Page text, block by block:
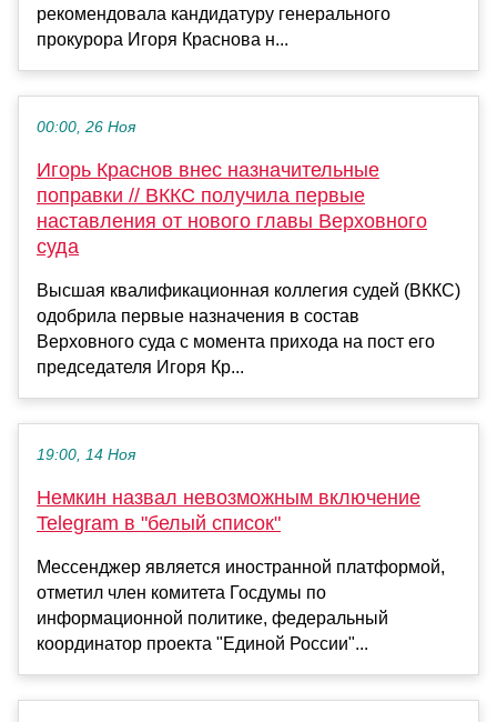
рекомендовала кандидатуру генерального
прокурора Игоря Краснова н...
00:00, 26 Ноя
Игорь Краснов внес назначительные
поправки // ВККС получила первые
наставления от нового главы Верховного
суда
Высшая квалификационная коллегия судей (ВККС)
одобрила первые назначения в состав
Верховного суда с момента прихода на пост его
председателя Игоря Кр...
19:00, 14 Ноя
Немкин назвал невозможным включение
Telegram в "белый список"
Мессенджер является иностранной платформой,
отметил член комитета Госдумы по
информационной политике, федеральный
координатор проекта "Единой России"...